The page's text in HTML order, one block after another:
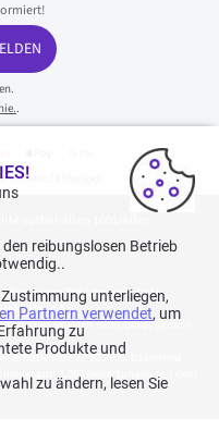
.
sichere Zahlungen
vorbehalten 1001reifen
Betrag von 70€ oder mehr (inkl.
inkl. MwSt.).
Dies spiegelt nicht die allgemein
erhoben am 23.02.2026, basierend
1.082 Bewertungen seit dem
reibungslosen Betrieb
unterliegen,
Partnern verwendet, um
zu
Produkte und
zu ändern, lesen Sie